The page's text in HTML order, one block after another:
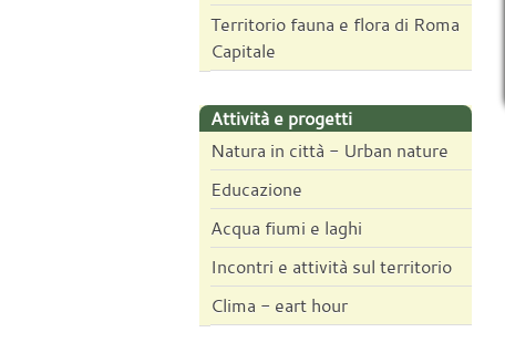
Territorio fauna e flora di Roma
Capitale
Attività e progetti
Natura in città - Urban nature
Educazione
Acqua fiumi e laghi
Incontri e attività sul territorio
Clima - eart hour